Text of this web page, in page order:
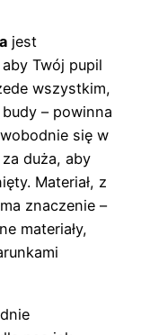
jest
Twój pupil
wszystkim,
– powinna
się w
duża, aby
Materiał, z
znaczenie –
materiały,